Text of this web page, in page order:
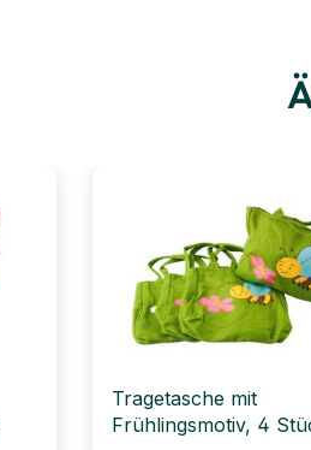
Tragetasche mit
Frühlingsmotiv, 4